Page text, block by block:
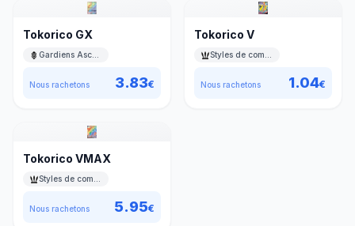
Tokorico GX
Nous rachetons 3.83€
Tokorico V
Nous rachetons 1.04€
Tokorico VMAX
Nous rachetons 5.95€